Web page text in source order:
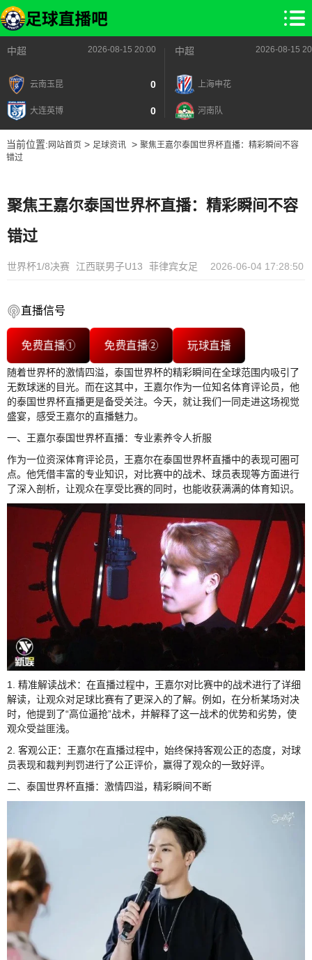
中超 2026-08-15 20:00
云南玉昆 0
大连英博 0
中超 2026-08-15
上海申花
河南队
当前位置: 网站首页> 足球资讯> 聚焦王嘉尔泰国世界杯直播：精彩瞬间不容
错过
聚焦王嘉尔泰国世界杯直播：精彩瞬间不容
错过
世界杯1/8决赛 江西联男子U13 菲律宾女足 2026-06-04 17:28:50
直播信号
免费直播① 免费直播② 玩球直播
随着世界杯的激情四溢，泰国世界杯的精彩瞬间在全球范围内吸引了
无数球迷的目光。而在这其中，王嘉尔作为一位知名体育评论员，他
的泰国世界杯直播更是备受关注。今天，就让我们一同走进这场视觉
盛宴，感受王嘉尔的直播魅力。
一、王嘉尔泰国世界杯直播：专业素养令人折服
作为一位资深体育评论员，王嘉尔在泰国世界杯直播中的表现可圈可
点。他凭借丰富的专业知识，对比赛中的战术、球员表现等方面进行
了深入剖析，让观众在享受比赛的同时，也能收获满满的体育知识。
1. 精准解读战术：在直播过程中，王嘉尔对比赛中的战术进行了详细
解读，让观众对足球比赛有了更深入的了解。例如，在分析某场对决
时，他提到了“高位逼抢”战术，并解释了这一战术的优势和劣势，使
观众受益匪浅。
2. 客观公正：王嘉尔在直播过程中，始终保持客观公正的态度，对球
员表现和裁判判罚进行了公正评价，赢得了观众的一致好评。
二、泰国世界杯直播：激情四溢，精彩瞬间不断